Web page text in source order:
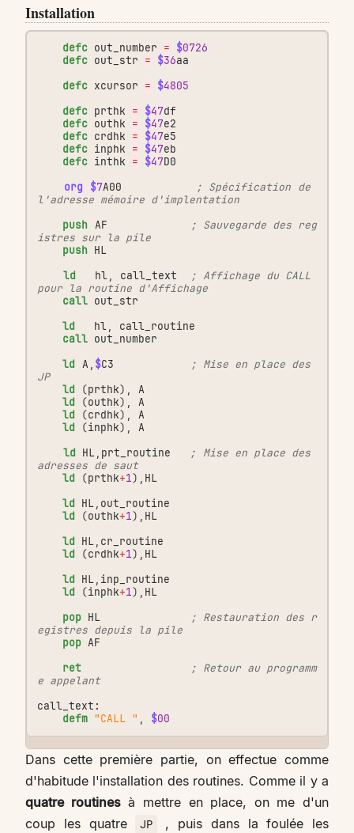
Installation
defc out_number = $0726
defc out_str = $36aa
defc xcursor = $4805
defc prthk = $47df
defc outhk = $47e2
defc crdhk = $47e5
defc inphk = $47eb
defc inthk = $47D0
org
$7A00
; Spécification de
l'adresse mémoire d'implentation
push AF
; Sauvegarde des reg
istres sur la pile
push HL
ld
hl, call_text
; Affichage du CALL
pour la routine d'Affichage
call out_str
ld
hl,
call_routine
call out_number
ld A , $C3
; Mise en place des
JP
ld
(prthk),
A
ld
(outhk),
A
ld
(crdhk),
A
ld
(inphk),
A
ld HL, prt_routine
; Mise en place des
adresses de saut
ld
(prthk+1), HL
ld HL, out_routine
ld
(outhk+1), HL
ld HL, cr_routine
ld
(crdhk+1), HL
ld HL, inp_routine
ld
(inphk+1), HL
pop HL
; Restauration des r
egistres depuis la pile
pop AF
ret
; Retour au programm
e appelant
call_text:
defm "CALL " , $00
Dans cette première partie, on effectue comme
d'habitude l'installation des routines. Comme il y a
quatre routinesà mettre en place, on me d'un
coup les quatre
JP
, puis dans la foulée les